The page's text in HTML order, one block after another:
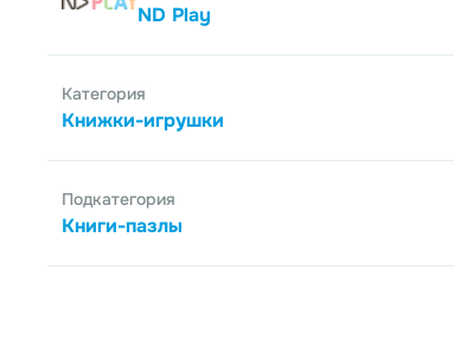
ND Play
Категория
Книжки-игрушки
Подкатегория
Книги-пазлы